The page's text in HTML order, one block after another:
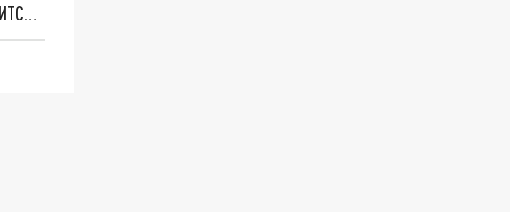
В НОВОСИБИРСКЕ ПЫТАВШАЯСЯ ПРЕДОТВРАТИТЬ ВЗРЫВ ГАЗА В ДОМЕ ЖЕНЩИНА НАХОДИТСЯ В РЕАНИМАЦИИ